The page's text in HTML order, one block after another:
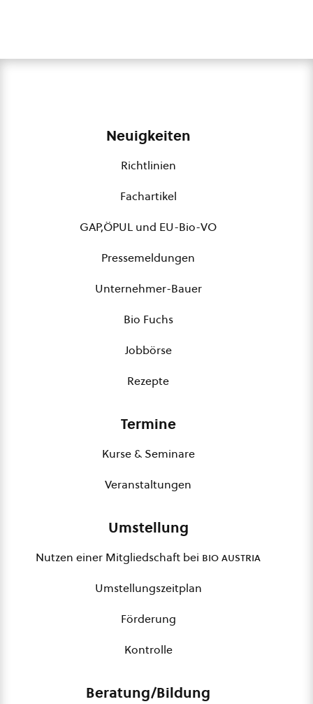
Neuigkeiten
Richtlinien
Fachartikel
GAP,ÖPUL und EU-Bio-VO
Pressemeldungen
Unternehmer-Bauer
Bio Fuchs
Jobbörse
Rezepte
Termine
Kurse & Seminare
Veranstaltungen
Umstellung
Nutzen einer Mitgliedschaft bei bio austria
Umstellungszeitplan
Förderung
Kontrolle
Beratung/Bildung